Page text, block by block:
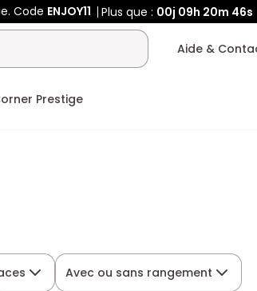
Code ENJOY11 Plus que : 00j 09h 20m 46s
Aide &
Prestige
Avec ou sans rangement